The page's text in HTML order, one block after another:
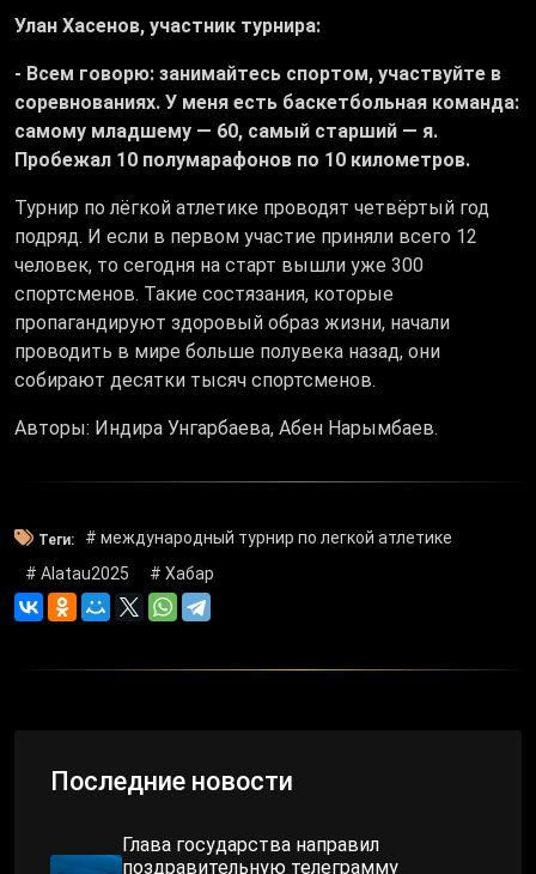
Улан Хасенов, участник турнира:
- Всем говорю: занимайтесь спортом, участвуйте в
соревнованиях. У меня есть баскетбольная команда:
самому младшему — 60, самый старший — я.
Пробежал 10 полумарафонов по 10 километров.
Турнир по лёгкой атлетике проводят четвёртый год
подряд. И если в первом участие приняли всего 12
человек, то сегодня на старт вышли уже 300
спортсменов. Такие состязания, которые
пропагандируют здоровый образ жизни, начали
проводить в мире больше полувека назад, они
собирают десятки тысяч спортсменов.
Авторы: Индира Унгарбаева, Абен Нарымбаев.
Теги:
# международный турнир по легкой атлетике
# Alatau2025
# Хабар
Последние новости
Глава государства направил
поздравительную телеграмму